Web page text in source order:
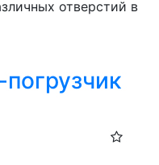
отверстий в